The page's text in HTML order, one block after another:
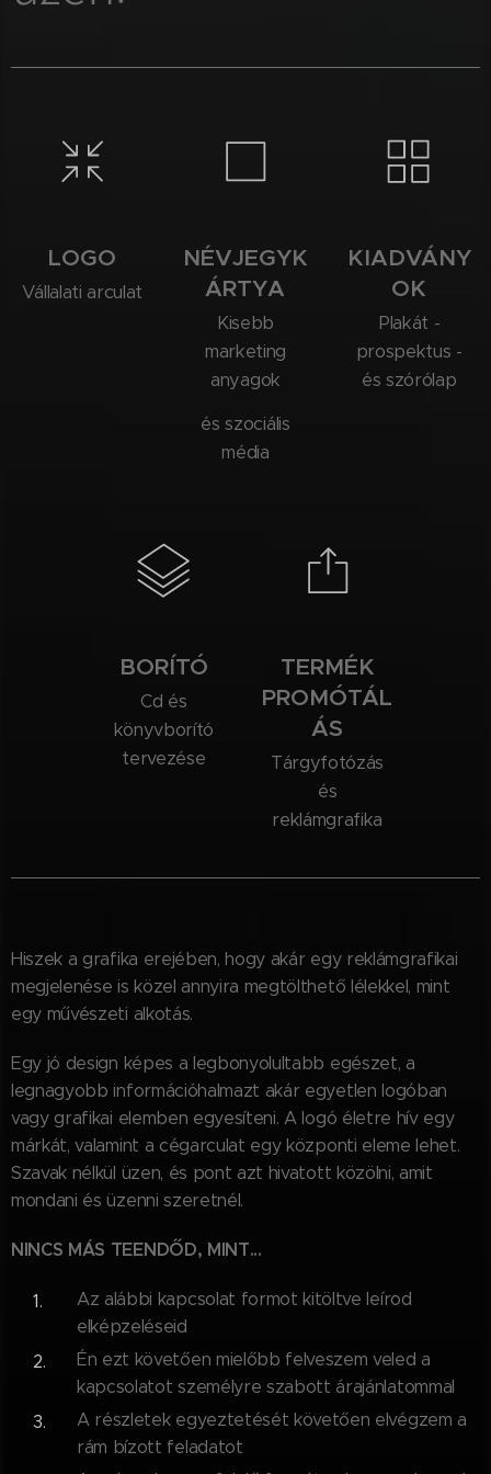
LOGO
Vállalati arculat
NÉVJEGYK
ÁRTYA
Kisebb
marketing
anyagok
és szociális
média
KIADVÁNY
OK
Plakát -
prospektus -
és szórólap
BORÍTÓ
Cd és
könyvborító
tervezése
TERMÉK
PROMÓTÁL
ÁS
Tárgyfotózás
és
reklámgrafika
Hiszek a grafika erejében, hogy akár egy reklámgrafikai
megjelenése is közel annyira megtölthető lélekkel, mint
egy művészeti alkotás.
Egy jó design képes a legbonyolultabb egészet, a
legnagyobb információhalmazt akár egyetlen logóban
vagy grafikai elemben egyesíteni. A logó életre hív egy
márkát, valamint a cégarculat egy központi eleme lehet.
Szavak nélkül üzen, és pont azt hivatott közölni, amit
mondani és üzenni szeretnél.
NINCS MÁS TEENDŐD, MINT...
Az alábbi kapcsolat formot kitöltve leírod
elképzeléseid
Én ezt követően mielőbb felveszem veled a
kapcsolatot személyre szabott árajánlatommal
A részletek egyeztetését követően elvégzem a
rám bízott feladatot